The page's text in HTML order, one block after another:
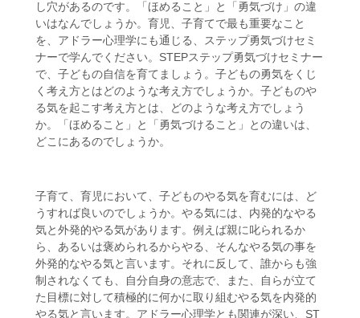
し穴があるのです。「ほめること」と「勇気づけ」の違
いはなんでしょうか。育児、子育てで最も重要なこと
を、アドラー心理学にも通じる、ステップ勇気づけセミ
ナーで学んでください。STEPステップ勇気づけセミナー
で、子どもの自信を育てましょう。子どもの勇気をくじ
く考え方とはどのような考え方でしょうか。子どものや
る気を起こす考え方とは、どのような考え方でしょう
か。「ほめること」と「勇気づけること」との違いは、
どこにあるのでしょうか。
子育て、育児において、子どものやる気を育むには、ど
うすれば良いのでしょうか。やる気には、内発的なやる
気と外発的やる気があります。例えば親に叱られるか
ら、あるいは褒められるからやる、そんなやる気の事を
外発的なやる気と言います。それに反して、誰からも強
制されなくても、自分自身の意志で、また、自らが立て
た目標に対して積極的に何かに取り組むやる気を内発的
やる気と言います。アドラー心理学とも関連が深い、ST